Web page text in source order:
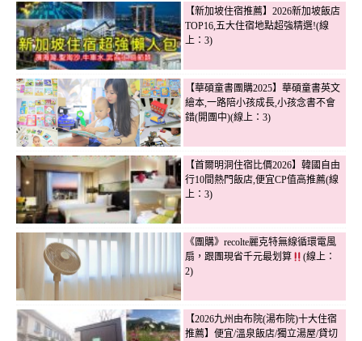
【新加坡住宿推薦】2026新加坡飯店
TOP16,五大住宿地點超強精選!(線
上：3)
【華碩童書團購2025】華碩童書英文
繪本,一路陪小孩成長,小孩念書不會
錯(開團中)(線上：3)
【首爾明洞住宿比價2026】韓國自由
行10間熱門飯店,便宜CP值高推薦(線
上：3)
《團購》recolte麗克特無線循環電風
扇，跟團現省千元最划算
(線上：
2)
【2026九州由布院(湯布院)十大住宿
推薦】便宜/溫泉飯店/獨立湯屋/貸切